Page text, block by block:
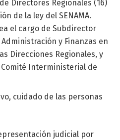
Directores Regionales (16)
de la ley del SENAMA.
el cargo de Subdirector
y Finanzas en
Direcciones Regionales, y
Interministerial de
cuidado de las personas
judicial por